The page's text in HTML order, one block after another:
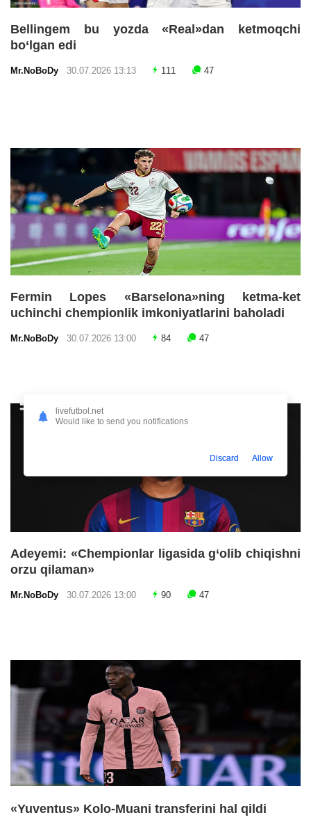
Bellingem bu yozda «Real»dan ketmoqchi
bo‘lgan edi
Mr.NoBoDy 30.07.2026 13:13 111 47
Fermin Lopes «Barselona»ning ketma-ket
uchinchi chempionlik imkoniyatlarini baholadi
Mr.NoBoDy 30.07.2026 13:00 84 47
Adeyemi: «Chempionlar ligasida g‘olib chiqishni
orzu qilaman»
Mr.NoBoDy 30.07.2026 13:00 90 47
«Yuventus» Kolo-Muani transferini hal qildi
livefutbol.net
Would like to send you notifications
Discard Allow